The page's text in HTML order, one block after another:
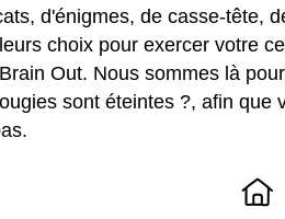
d'énigmes, de casse-tête,
choix pour exercer votre
Out. Nous sommes là
sont éteintes ?, afin